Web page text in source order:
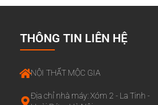
THÔNG TIN LIÊN HỆ
NỘI THẤT MỘC GIA
Địa chỉ nhà máy: Xóm 2 - La Tinh -